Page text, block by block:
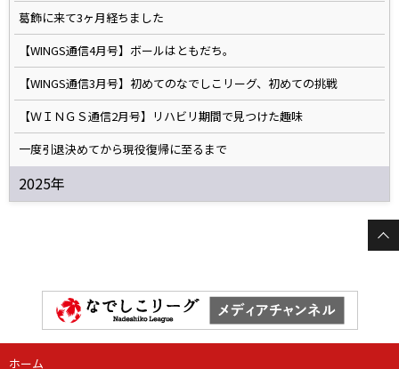
葛飾に来て3ヶ月経ちました
【WINGS通信4月号】ボールはともだち。
【WINGS通信3月号】初めてのなでしこリーグ、初めての挑戦
【ＷＩＮＧＳ通信2月号】リハビリ期間で見つけた趣味
一度引退決めてから現役復帰に至るまで
2025年
ホーム